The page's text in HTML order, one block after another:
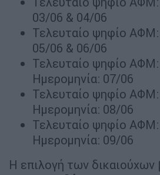
03/06 & 04/06
Τελευταίο ψηφίο ΑΦΜ:
05/06 & 06/06
Τελευταίο ψηφίο ΑΦΜ:
Ημερομηνία: 07/06
Τελευταίο ψηφίο ΑΦΜ:
Ημερομηνία: 08/06
Τελευταίο ψηφίο ΑΦΜ:
Ημερομηνία: 09/06
Η επιλογή των δικαιούχων